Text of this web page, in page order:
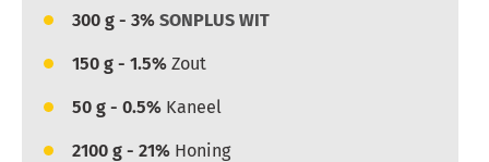
300 g - 3% SONPLUS WIT
150 g - 1.5% Zout
50 g - 0.5% Kaneel
2100 g - 21% Honing